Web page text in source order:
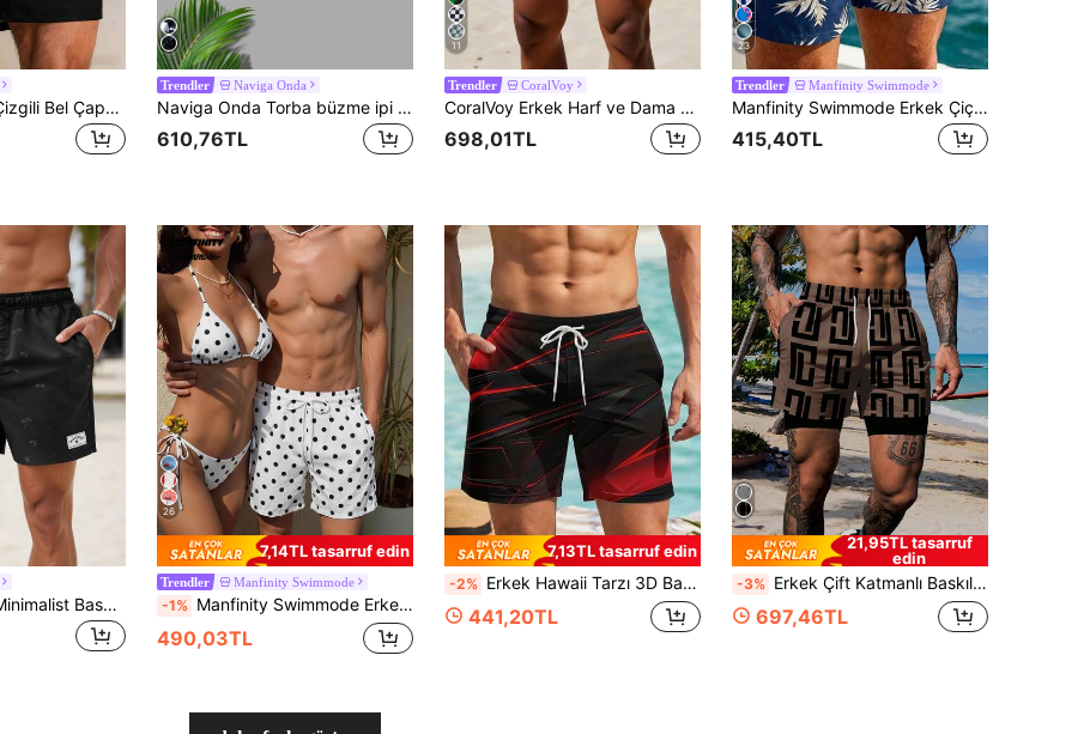
CoralVoy Erkek Çizgili Bel Çapa Baskılı Günlük Tatil Plaj Şortu, Tatil
Trendler Naviga Onda
Naviga Onda Torba büzme ipi Tropikal boho Erkekler Plaj Şortları
610,76TL
11
Trendler CoralVoy
CoralVoy Erkek Harf ve Dama Desenli İpli Belli Plaj Şortu Siyah Beyaz Şort Erkek Siyah Beyaz Yüzme Şortu Kareli Şort, Tatil
698,01TL
23
Trendler Manfinity Swimmode
Manfinity Swimmode Erkek Çiçek Desenli Günlük Moda Plaj Şortu
415,40TL
CoralVoy Erkek Minimalist Baskılı Günlük Mayo, Tatil
26
7,14TL tasarruf edin
Trendler Manfinity Swimmode
-1% Manfinity Swimmode Erkek Puantili İpli Bel Cepli Günlük Tatil Plaj Şortu
490,03TL
7,13TL tasarruf edin
-2% Erkek Hawaii Tarzı 3D Baskılı Günlük Plaj Şortu - Hızlı Kuruyan, İpli Bel, Yaz Gezileri İçin Mükemmel
441,20TL
21,95TL tasarruf
edin
-3% Erkek Çift Katmanlı Baskılı Günlük Spor Plaj Şortu,Hawaii
697,46TL